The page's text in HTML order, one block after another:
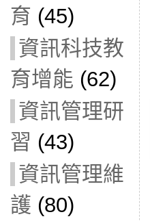
育 (45)
資訊科技教
育增能 (62)
資訊管理研
習 (43)
資訊管理維
護 (80)